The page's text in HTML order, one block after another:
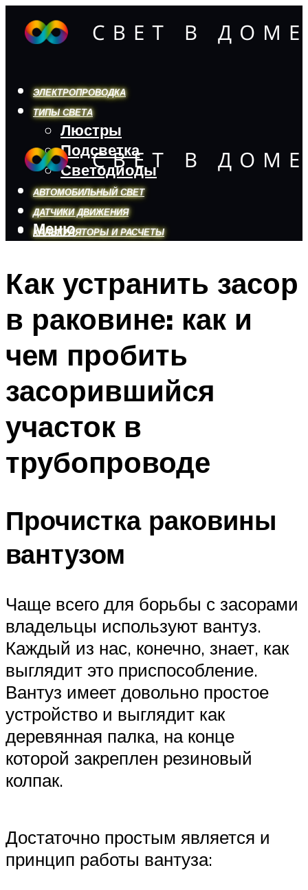
ЭЛЕКТРОПРОВОДКА
ТИПЫ СВЕТА
Люстры
Подсветка
Светодиоды
АВТОМОБИЛЬНЫЙ СВЕТ
ДАТЧИКИ ДВИЖЕНИЯ
КАЛЬКУЛЯТОРЫ И РАСЧЕТЫ
Меню
Меню
Как устранить засор
в раковине: как и
чем пробить
засорившийся
участок в
трубопроводе
Прочистка раковины
вантузом
Чаще всего для борьбы с засорами
владельцы используют вантуз.
Каждый из нас, конечно, знает, как
выглядит это приспособление.
Вантуз имеет довольно простое
устройство и выглядит как
деревянная палка, на конце
которой закреплен резиновый
колпак.
Достаточно простым является и
принцип работы вантуза: